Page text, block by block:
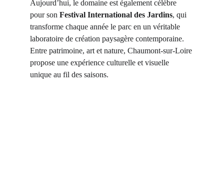
Aujourd’hui, le domaine est également célèbre
pour son Festival International des Jardins, qui
transforme chaque année le parc en un véritable
laboratoire de création paysagère contemporaine.
Entre patrimoine, art et nature, Chaumont-sur-Loire
propose une expérience culturelle et visuelle
unique au fil des saisons.